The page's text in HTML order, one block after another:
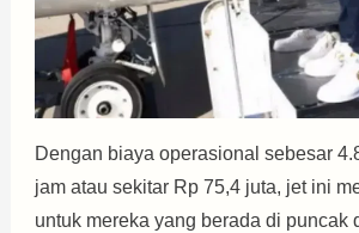
Dengan biaya operasional sebesar
jam atau sekitar Rp 75,4 juta, jet ini
untuk mereka yang berada di puncak